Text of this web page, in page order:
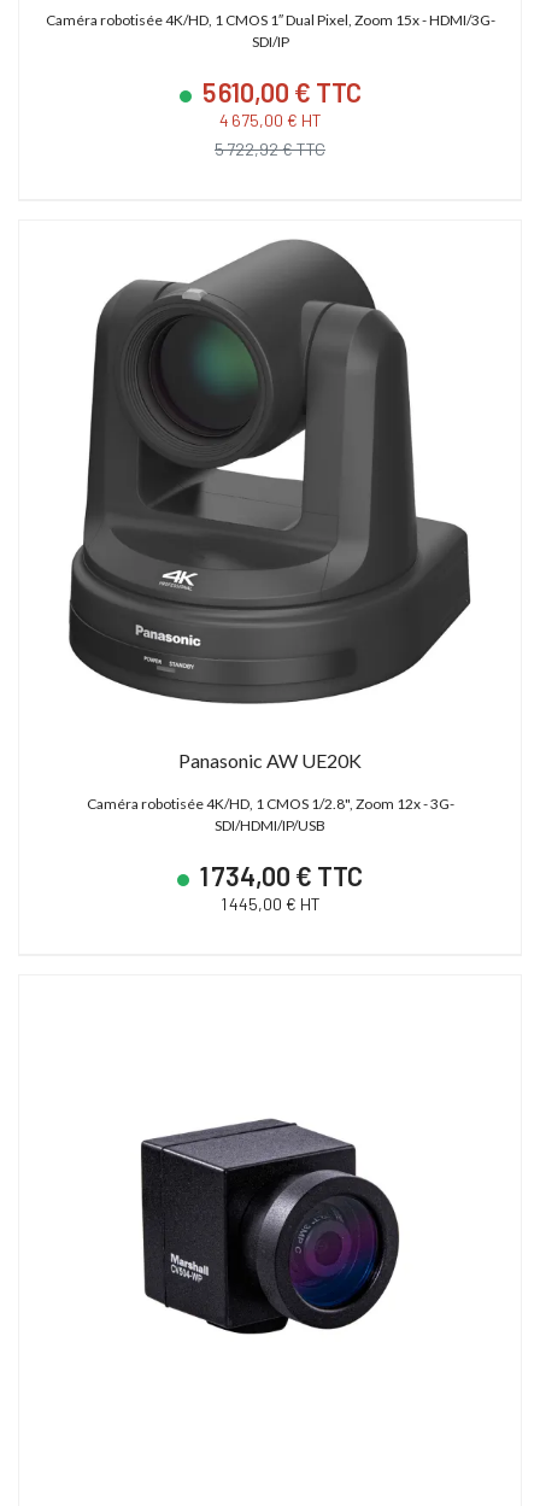
Caméra robotisée 4K/HD, 1 CMOS 1″ Dual Pixel, Zoom 15x - HDMI/3G-
SDI/IP
5 610,00 € TTC
4 675,00 € HT
5 722,92 € TTC
Panasonic AW UE20K
Caméra robotisée 4K/HD, 1 CMOS 1/2.8", Zoom 12x - 3G-
SDI/HDMI/IP/USB
1 734,00 € TTC
1 445,00 € HT